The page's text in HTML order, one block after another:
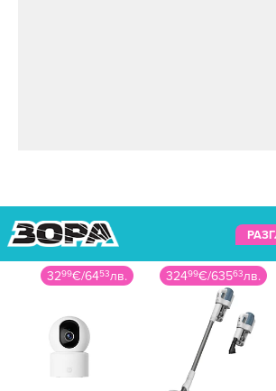
32499€/63563лв. 25899€/50655лв.